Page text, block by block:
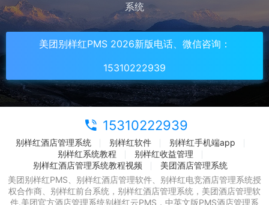
系统
美团别样红PMS 2026新版电话、微信咨询：
15310222939
15310222939
别样红酒店管理系统 别样红软件
别样红手机端app
别样红系统教程
别样红收益管理
别样红酒店管理系统教程视频
美团酒店管理系统
美团别样红PMS、别样红酒店管理软件、别样红电竞酒店管理系统授
权合作商、别样红前台系统，别样红酒店管理系统，美团酒店管理软
件.美团官方酒店管理系统别样红云PMS，中英文版PMS酒店管理系